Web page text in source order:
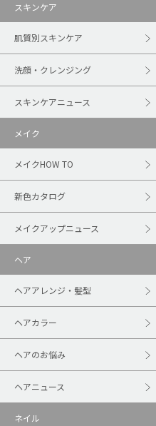
スキンケア
肌質別スキンケア
洗顔・クレンジング
スキンケアニュース
メイク
メイクHOW TO
新色カタログ
メイクアップニュース
ヘア
ヘアアレンジ・髪型
ヘアカラー
ヘアのお悩み
ヘアニュース
ネイル